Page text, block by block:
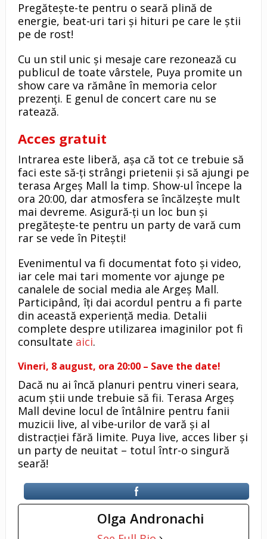
Pregătește-te pentru o seară plină de
energie, beat-uri tari și hituri pe care le știi
pe de rost!
Cu un stil unic și mesaje care rezonează cu
publicul de toate vârstele, Puya promite un
show care va rămâne în memoria celor
prezenți. E genul de concert care nu se
ratează.
Acces gratuit
Intrarea este liberă, așa că tot ce trebuie să
faci este să-ți strângi prietenii și să ajungi pe
terasa Argeș Mall la timp. Show-ul începe la
ora 20:00, dar atmosfera se încălzește mult
mai devreme. Asigură-ți un loc bun și
pregătește-te pentru un party de vară cum
rar se vede în Pitești!
Evenimentul va fi documentat foto și video,
iar cele mai tari momente vor ajunge pe
canalele de social media ale Argeș Mall.
Participând, îți dai acordul pentru a fi parte
din această experiență media. Detalii
complete despre utilizarea imaginilor pot fi
consultate aici.
Vineri, 8 august, ora 20:00 – Save the date!
Dacă nu ai încă planuri pentru vineri seara,
acum știi unde trebuie să fii. Terasa Argeș
Mall devine locul de întâlnire pentru fanii
muzicii live, al vibe-urilor de vară și al
distracției fără limite. Puya live, acces liber și
un party de neuitat – totul într-o singură
seară!
Olga Andronachi